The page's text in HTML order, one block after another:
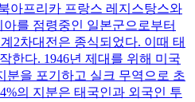
아프리카 프랑스 레지스탕스와
를 점령중인 일본군으로부터
2차대전은 종식되었다. 이때 태
한다. 1946년 제대를 위해 미국
분을 포기하고 실크 무역으로 초
의 지분은 태국인과 외국인 투